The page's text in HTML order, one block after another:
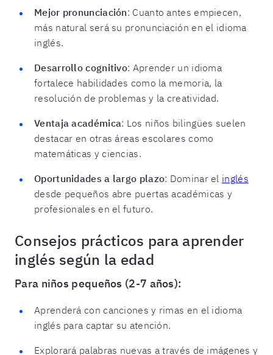
Mejor pronunciación: Cuanto antes empiecen,
más natural será su pronunciación en el idioma
inglés.
Desarrollo cognitivo: Aprender un idioma
fortalece habilidades como la memoria, la
resolución de problemas y la creatividad.
Ventaja académica: Los niños bilingües suelen
destacar en otras áreas escolares como
matemáticas y ciencias.
Oportunidades a largo plazo: Dominar el inglés
desde pequeños abre puertas académicas y
profesionales en el futuro.
Consejos prácticos para aprender
inglés según la edad
Para niños pequeños (2-7 años):
Aprenderá con canciones y rimas en el idioma
inglés para captar su atención.
Explorará palabras nuevas a través de imágenes y